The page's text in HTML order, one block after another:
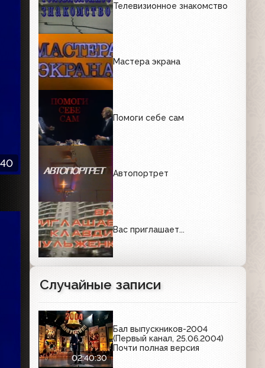
Телевизионное знакомство
Мастера экрана
Помоги себе сам
Автопортрет
Вас приглашает...
Случайные записи
02:40:30
Бал выпускников-2004
(Первый канал, 25.06.2004)
Почти полная версия